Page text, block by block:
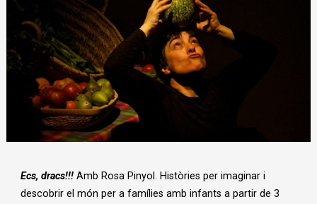
Ecs, dracs!!! Amb Rosa Pinyol. Històries per imaginar i
descobrir el món per a famílies amb infants a partir de 3